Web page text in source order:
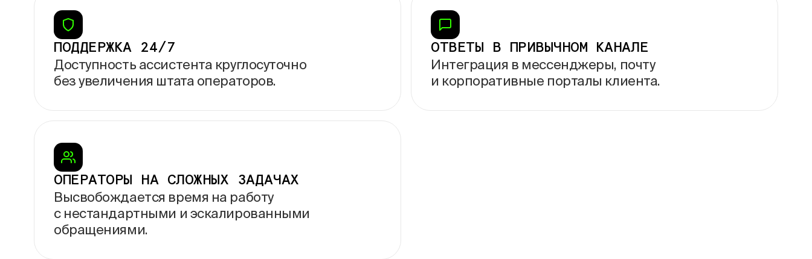
ПОДДЕРЖКА 24/7
Доступность ассистента круглосуточно
без увеличения штата операторов.
ОТВЕТЫ В ПРИВЫЧНОМ КАНАЛЕ
Интеграция в мессенджеры, почту
и корпоративные порталы клиента.
ОПЕРАТОРЫ НА СЛОЖНЫХ ЗАДАЧАХ
Высвобождается время на работу
с нестандартными и эскалированными
обращениями.